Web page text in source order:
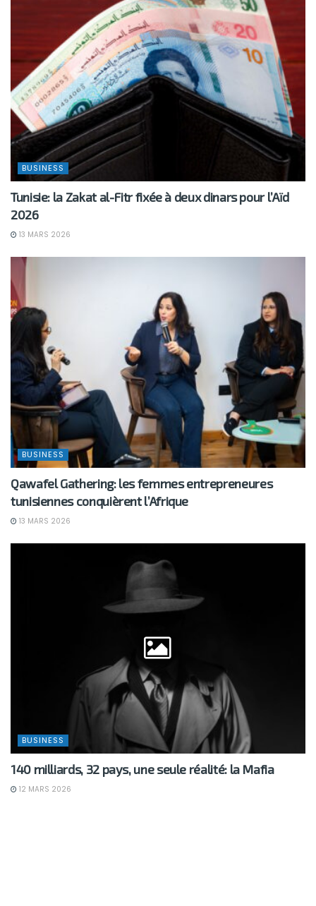
BUSINESS
Tunisie: la Zakat al-Fitr fixée à deux dinars pour l’Aïd
2026
13 MARS 2026
BUSINESS
Qawafel Gathering: les femmes entrepreneures
tunisiennes conquièrent l’Afrique
13 MARS 2026
BUSINESS
140 milliards, 32 pays, une seule réalité: la Mafia
12 MARS 2026